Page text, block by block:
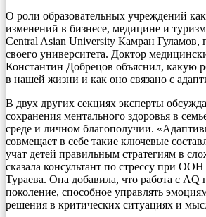
О роли образовательных учреждений как
изменений в бизнесе, медицине и
Central Asian University Камран
своего университета. Доктор
Константин Добрецов объяснил, какую
в нашей жизни и как оно связано с
В двух других секциях эксперты
сохранения ментального здоровья в
среде и личном благополучии.
совмещает в себе такие ключевые
учат детей правильным стратегиям в
сказала консультант по стрессу при
Тураева. Она добавила, что работа с AQ
поколение, способное управлять
решения в критических ситуациях и